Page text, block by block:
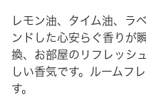
レモン油、タイム油、ラ
ンドした心安らぐ香りが
換、お部屋のリフレッシ
しい香気です。ルームフ
す。